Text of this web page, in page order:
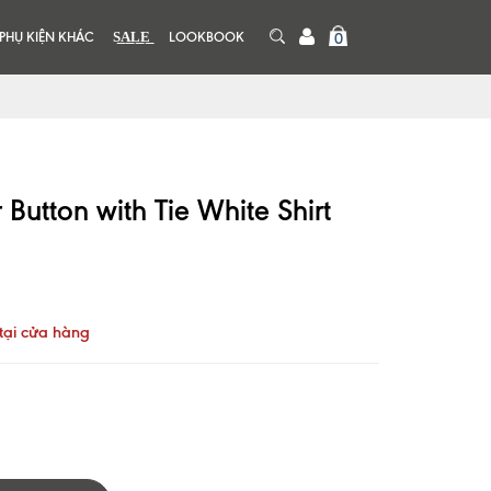
PHỤ KIỆN KHÁC S͟A͟L͟E͟ LOOKBOOK 0
with Tie White Shirt
cửa hàng